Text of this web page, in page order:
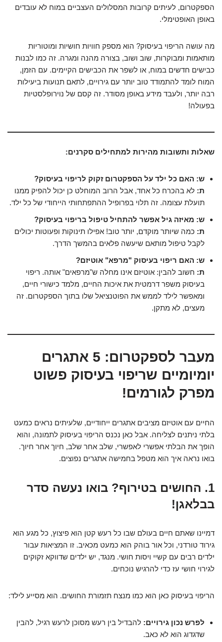
הספקטרום, לעיתים קרובות המסלולים העצביים במוח לא עובדים
באופן האופטימלי.
מה עושה הריפוי בעיסוק? הוא מספק חוויות חושיות ומוטוריות
מותאמות ומבוקרות, שוב ושוב, בצורה מהנה ומגרה. זה כמו לבנות
כבישים חדשים במוח, או לשפר את הכבישים הקיימים. עם הזמן,
המוח לומד להתמודד טוב יותר עם גירויים, לתאם תנועות ביעילות
רבה יותר, ולעבד מידע באופן מסודר. זה קסם של נוירופלסטיות
בפעולה!
שאלות ותשובות מהירות למתחילים סקרנים:
ש: האם כל ילד על הספקטרום זקוק לריפוי בעיסוק?
ת: לא בהכרח כל אחד, אבל הרוב המוחלט כן יכול להפיק ממנו
תועלת עצומה. זה תלוי בפרופיל ההתפתחותי הייחודי של כל ילד.
ש: מאיזה גיל אפשר להתחיל טיפול בריפוי בעיסוק?
ת: כמה שיותר מוקדם, יותר טוב! אפילו תינוקות ופעוטות יכולים
לקבל טיפול מותאם שיעשה פלאים בהמשך הדרך.
ש: האם ריפוי בעיסוק "מרפא" אוטיזם?
ת: חשוב להבין: אוטיזם אינו מחלה ש"מרפאים" אותה. ריפוי
בעיסוק משפר דרמטית את איכות החיים, מלמד כישורי חיים,
ומאפשר לילד לממש את הפוטנציאל שלו בתוך הספקטרום. זה
מעצים, לא מתקן.
מעבר לספקטרום: 5 אתגרים
יומיומיים שריפוי בעיסוק פשוט
מפרק לגורמים!
החיים עם אוטיזם מציבים אתגרים ייחודיים, שלעיתים נראים כמעט
בלתי ניתנים לצליחה. אבל כאן נכנס הריפוי בעיסוק לתמונה, והוא
הופך את הבלתי אפשרי לאפשרי, שלב אחר שלב, חיוך אחר חיוך.
בואו נראה איך הוא מטפל בחמישה אתגרים נפוצים.
1. החושים בטירוף? בואו נעשה סדר
בבלאגן!
דמיינו שאתם חיים בעולם שבו כל רעש קטן הוא פיצוץ, כל מגע הוא
גירוד טורדני, וכל אור בוהק הוא כמעט מכאיב. זו המציאות עבור
ילדים רבים עם קשיי ויסות חושי. מנגד, יש ילדים שדווקא זקוקים
לגירוי חושי עז כדי להרגיש נוכחים.
הריפוי בעיסוק כאן הוא כמו מנצח תזמורת החושים. הוא מסייע לילד:
לפרש נכון גירויים: להבדיל בין רעש מסוכן לרעש רגיל, להבין
שדגדוג הוא לא כאב.